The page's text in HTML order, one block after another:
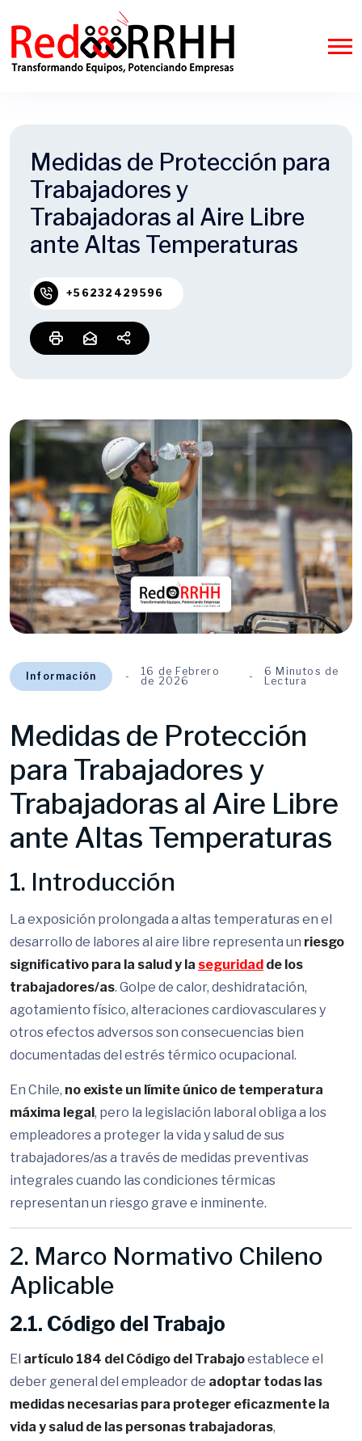
Medidas de Protección para
Trabajadores y
Trabajadoras al Aire Libre
ante Altas Temperaturas
+56232429596
Información
16 de Febrero
de 2026
6 Minutos de
Lectura
Medidas de Protección
para Trabajadores y
Trabajadoras al Aire Libre
ante Altas Temperaturas
1. Introducción
La exposición prolongada a altas temperaturas en el
desarrollo de labores al aire libre representa un riesgo
significativo para la salud y la seguridad de los
trabajadores/as. Golpe de calor, deshidratación,
agotamiento físico, alteraciones cardiovasculares y
otros efectos adversos son consecuencias bien
documentadas del estrés térmico ocupacional.
En Chile, no existe un límite único de temperatura
máxima legal, pero la legislación laboral obliga a los
empleadores a proteger la vida y salud de sus
trabajadores/as a través de medidas preventivas
integrales cuando las condiciones térmicas
representan un riesgo grave e inminente.
2. Marco Normativo Chileno
Aplicable
2.1. Código del Trabajo
El artículo 184 del Código del Trabajoestablece el
deber general del empleador de adoptar todas las
medidas necesarias para proteger eficazmente la
vida y salud de las personas trabajadoras,